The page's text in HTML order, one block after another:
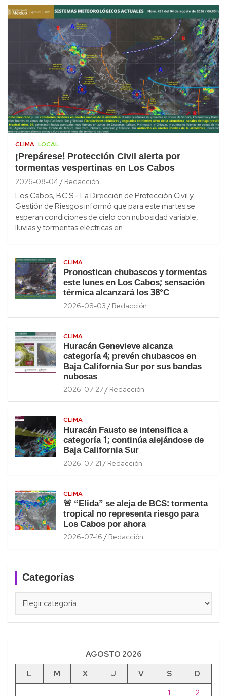
CLIMA LOCAL
¡Prepárese! Protección Civil alerta por
tormentas vespertinas en Los Cabos
2026-08-04 Redacción
Los Cabos, B.C.S.- La Dirección de Protección Civil y
Gestión de Riesgos informó que para este martes se
esperan condiciones de cielo con nubosidad variable,
lluvias y tormentas eléctricas en…
CLIMA
Pronostican chubascos y tormentas
este lunes en Los Cabos; sensación
térmica alcanzará los 38°C
2026-08-03 Redacción
CLIMA
Huracán Genevieve alcanza
categoría 4; prevén chubascos en
Baja California Sur por sus bandas
nubosas
2026-07-27 Redacción
CLIMA
Huracán Fausto se intensifica a
categoría 1; continúa alejándose de
Baja California Sur
2026-07-21 Redacción
CLIMA
🚨 “Elida” se aleja de BCS: tormenta
tropical no representa riesgo para
Los Cabos por ahora
2026-07-16 Redacción
Categorías
AGOSTO 2026
L
M X J V S
D
1
2